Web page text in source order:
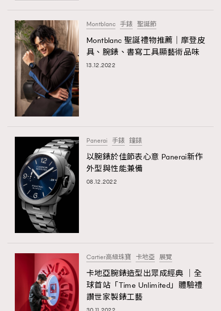
Montblanc 手錶 聖誕節
Montblanc 聖誕禮物推薦｜摩登皮
具、腕錶、書寫工具顯藝術品味
13.12.2022
Panerai 手錶 鐘錶
以腕錶於佳節表心意 Panerai新作
外型與性能兼備
08.12.2022
Cartier高級珠寶 卡地亞 展覽
卡地亞腕錶造型出眾成經典 │全
球首站「Time Unlimited」體驗禮
讚世家製錶工藝